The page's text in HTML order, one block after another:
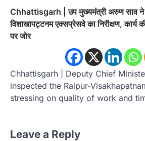
Chhattisgarh | उप मुख्यमंत्री अरुण साव ने
विशाखापट्टनम एक्सप्रेसवे का निरीक्षण, कार्य
पर जोर
Chhattisgarh | Deputy Chief
inspected the Raipur-
stressing on quality of work and
Leave a Reply